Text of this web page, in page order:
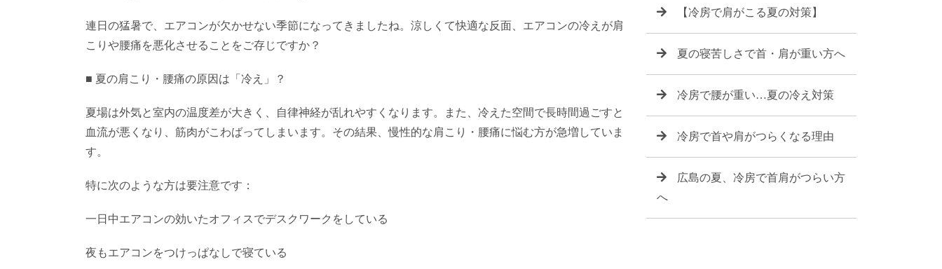
連日の猛暑で、エアコンが欠かせない季節になってきましたね。涼しくて快適な反面、エアコンの冷えが肩
こりや腰痛を悪化させることをご存じですか？
■ 夏の肩こり・腰痛の原因は「冷え」？
夏場は外気と室内の温度差が大きく、自律神経が乱れやすくなります。また、冷えた空間で長時間過ごすと
血流が悪くなり、筋肉がこわばってしまいます。その結果、慢性的な肩こり・腰痛に悩む方が急増していま
す。
特に次のような方は要注意です：
一日中エアコンの効いたオフィスでデスクワークをしている
夜もエアコンをつけっぱなしで寝ている
【冷房で肩がこる夏の対策】
夏の寝苦しさで首・肩が重い方へ
冷房で腰が重い…夏の冷え対策
冷房で首や肩がつらくなる理由
広島の夏、冷房で首肩がつらい方
へ